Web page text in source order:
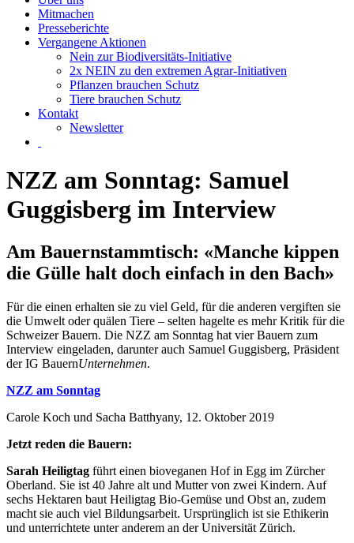
Mitmachen
Presseberichte
Vergangene Aktionen
Nein zur Biodiversitäts-Initiative
2x NEIN zu den extremen Agrar-Initiativen
Pflanzen brauchen Schutz
Tiere brauchen Schutz
Kontakt
Newsletter
NZZ am Sonntag: Samuel
Guggisberg im Interview
Am Bauernstammtisch: «Manche kippen
die Gülle halt doch einfach in den Bach»
Für die einen erhalten sie zu viel Geld, für die anderen vergiften sie
die Umwelt oder quälen Tiere – selten hagelte es mehr Kritik für die
Schweizer Bauern. Die NZZ am Sonntag hat vier Bauern zum
Interview eingeladen, darunter auch Samuel Guggisberg, Präsident
der IG BauernUnternehmen.
NZZ am Sonntag
Carole Koch und Sacha Batthyany, 12. Oktober 2019
Jetzt reden die Bauern:
Sarah Heiligtag führt einen bioveganen Hof in Egg im Zürcher
Oberland. Sie ist 40 Jahre alt und Mutter von zwei Kindern. Auf
sechs Hektaren baut Heiligtag Bio-Gemüse und Obst an, zudem
macht sie auch viel Bildungsarbeit. Ursprünglich ist sie Ethikerin
und unterrichtete unter anderem an der Universität Zürich.